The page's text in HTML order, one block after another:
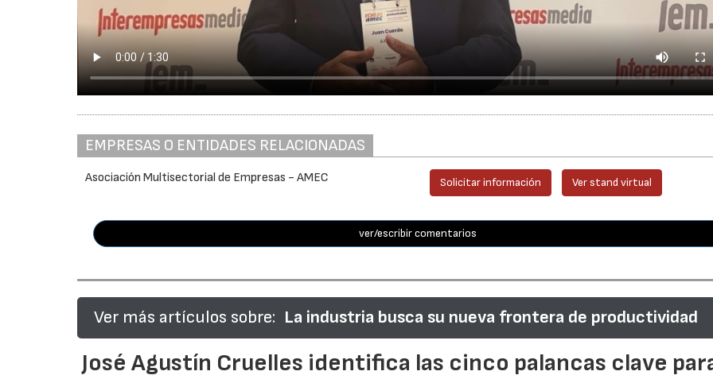
EMPRESAS O ENTIDADES RELACIONADAS
Asociación Multisectorial de Empresas - AMEC Solicitar información Ver stand virtual
ver/escribir comentarios
Ver más artículos sobre: La industria busca su nueva frontera de productividad
José Agustín Cruelles identifica las cinco palancas clave